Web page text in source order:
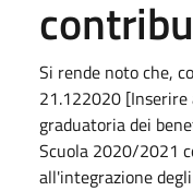
Si rende noto che,
21.122020
graduatoria dei
Scuola 2020/2021
all'integrazione